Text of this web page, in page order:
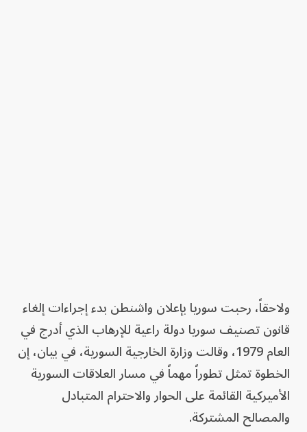
ولاحقاً، رحبت سوريا بإعلان واشنطن بدء إجراءات إلغاء
قانون تصنيف سوريا دولة راعية للإرهاب الذي أدرج في
العام 1979، وقالت وزارة الخارجية السورية، في بيان، إن
الخطوة تمثل تطوراً مهماً في مسار العلاقات السورية
الأميركية القائمة على الحوار والاحترام المتبادل
والمصالح المشتركة.